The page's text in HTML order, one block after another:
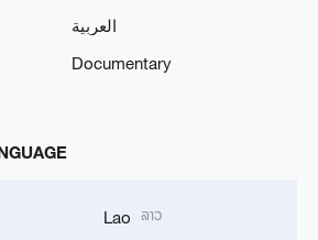
العربية
Documentary
Lao ລາວ